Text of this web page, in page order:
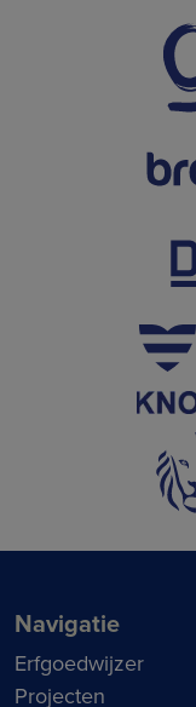
Navigatie
Erfgoedwijzer
Projecten